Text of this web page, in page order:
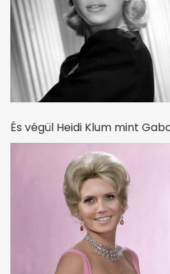
És végül Heidi Klum mint